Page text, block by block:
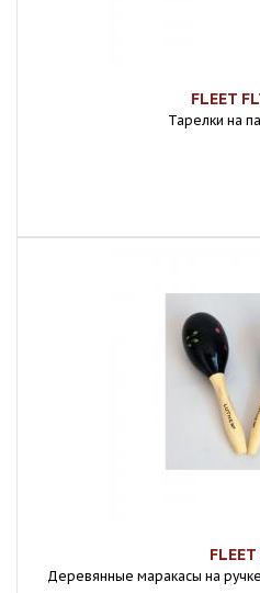
FLEET
Тарелки на
Деревянные маракасы на